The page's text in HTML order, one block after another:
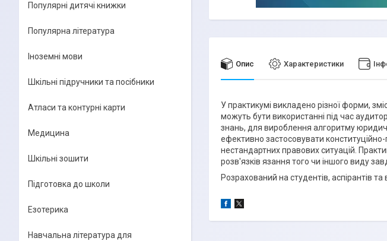
Опис Характеристики
У практикумі викладено різної форми,
можуть бути використанні під час
знань, для вироблення алгоритму
ефективно застосовувати
нестандартних правових ситуацій.
розв'язків язання того чи іншого виду
Розрахований на студентів, аспірантів
Популярні дитячі книжки
Популярна література
Іноземні мови
Шкільні підручники та посібники
Атласи та контурні карти
Медицина
Шкільні зошити
Підготовка до школи
Езотерика
Навчальна література для